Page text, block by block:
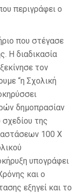
περιγράφει ο
που στέγασε
Η διαδικασία
τον
“η Σχολική
δημοπρασίαν
της
100 Χ
υπογράφει
και ο
εξηγεί και το